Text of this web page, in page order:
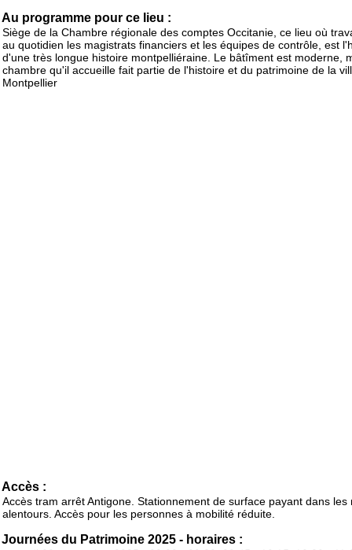
Au programme pour ce lieu :
Siège de la Chambre régionale des comptes Occitanie, ce lieu où
au quotidien les magistrats financiers et les équipes de contrôle, est
d'une très longue histoire montpelliéraine. Le bâtîment est moderne,
chambre qu'il accueille fait partie de l'histoire et du patrimoine de la
Montpellier
Accès :
Accès tram arrêt Antigone. Stationnement de surface payant dans les
alentours. Accès pour les personnes à mobilité réduite.
Journées du Patrimoine 2025 - horaires :